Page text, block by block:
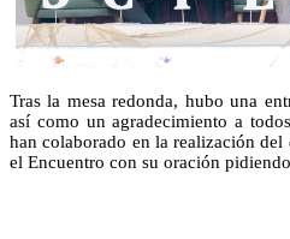
Tras la mesa redonda, hubo una
así como un agradecimiento a
han colaborado en la realización
el Encuentro con su oración